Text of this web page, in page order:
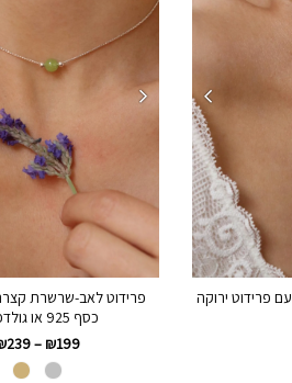
פרידוט ירוקה
פרידוט לאב-שרשרת
כסף 925 או גולדפילד
₪199
–
239